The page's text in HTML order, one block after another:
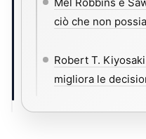
ciò che non
Robert T.
migliora le